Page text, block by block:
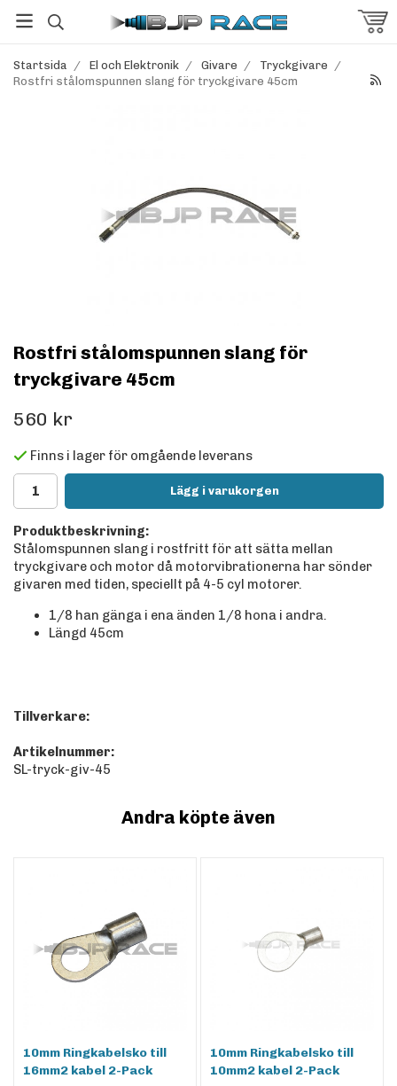
Startsida / El och Elektronik / Givare / Tryckgivare /
Rostfri stålomspunnen slang för tryckgivare 45cm
Rostfri stålomspunnen slang för
tryckgivare 45cm
560 kr
Finns i lager för omgående leverans
Lägg i varukorgen
Produktbeskrivning:
Stålomspunnen slang i rostfritt för att sätta mellan
tryckgivare och motor då motorvibrationerna har sönder
givaren med tiden, speciellt på 4-5 cyl motorer.
1/8 han gänga i ena änden 1/8 hona i andra.
Längd 45cm
Tillverkare:
Artikelnummer:
SL-tryck-giv-45
Andra köpte även
10mm Ringkabelsko till
16mm2 kabel 2-Pack
10mm Ringkabelsko till
10mm2 kabel 2-Pack